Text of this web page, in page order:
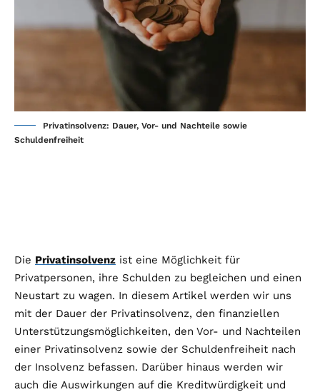
Privatinsolvenz: Dauer, Vor- und Nachteile sowie
Schuldenfreiheit
Die Privatinsolvenz ist eine Möglichkeit für
Privatpersonen, ihre Schulden zu begleichen und einen
Neustart zu wagen. In diesem Artikel werden wir uns
mit der Dauer der Privatinsolvenz, den finanziellen
Unterstützungsmöglichkeiten, den Vor- und Nachteilen
einer Privatinsolvenz sowie der Schuldenfreiheit nach
der Insolvenz befassen. Darüber hinaus werden wir
auch die Auswirkungen auf die Kreditwürdigkeit und